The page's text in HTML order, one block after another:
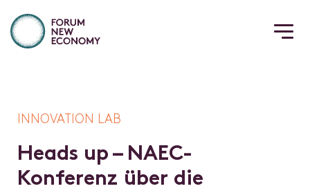
INNOVATION LAB
Heads up – NAEC-
Konferenz über die